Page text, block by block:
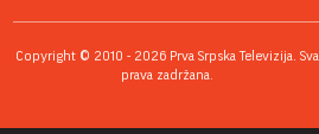
Copyright © 2010 - 2026 Prva Srpska Televizija. Sva
prava zadržana.